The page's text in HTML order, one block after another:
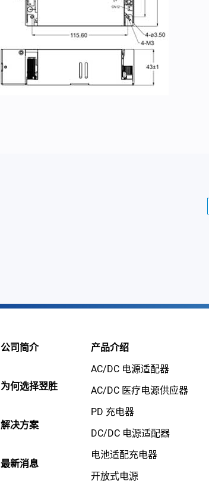
公司简介
为何选择翌胜
解决方案
最新消息
产品介绍
AC/DC 电源适配器
AC/DC 医疗电源供应器
PD 充电器
DC/DC 电源适配器
电池适配充电器
开放式电源